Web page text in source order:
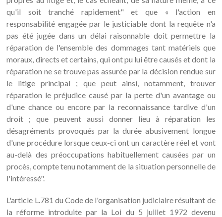
qu'il soit tranché rapidement" et que « l'action en
responsabilité engagée par le justiciable dont la requête n'a
pas été jugée dans un délai raisonnable doit permettre la
réparation de l'ensemble des dommages tant matériels que
moraux, directs et certains, qui ont pu lui être causés et dont la
réparation ne se trouve pas assurée par la décision rendue sur
le litige principal ; que peut ainsi, notamment, trouver
réparation le préjudice causé par la perte d'un avantage ou
d'une chance ou encore par la reconnaissance tardive d'un
droit ; que peuvent aussi donner lieu à réparation les
désagréments provoqués par la durée abusivement longue
d'une procédure lorsque ceux-ci ont un caractère réel et vont
au-delà des préoccupations habituellement causées par un
procès, compte tenu notamment de la situation personnelle de
l'intéressé".
L'article L.781 du Code de l'organisation judiciaire résultant de
la réforme introduite par la Loi du 5 juillet 1972 devenu